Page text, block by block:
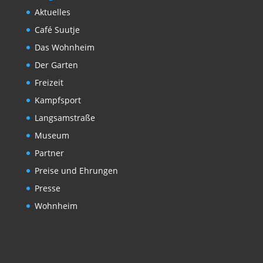
Aktuelles
Café Suutje
Das Wohnheim
Der Garten
Freizeit
Kampfsport
Langsamstraße
Museum
Partner
Preise und Ehrungen
Presse
Wohnheim